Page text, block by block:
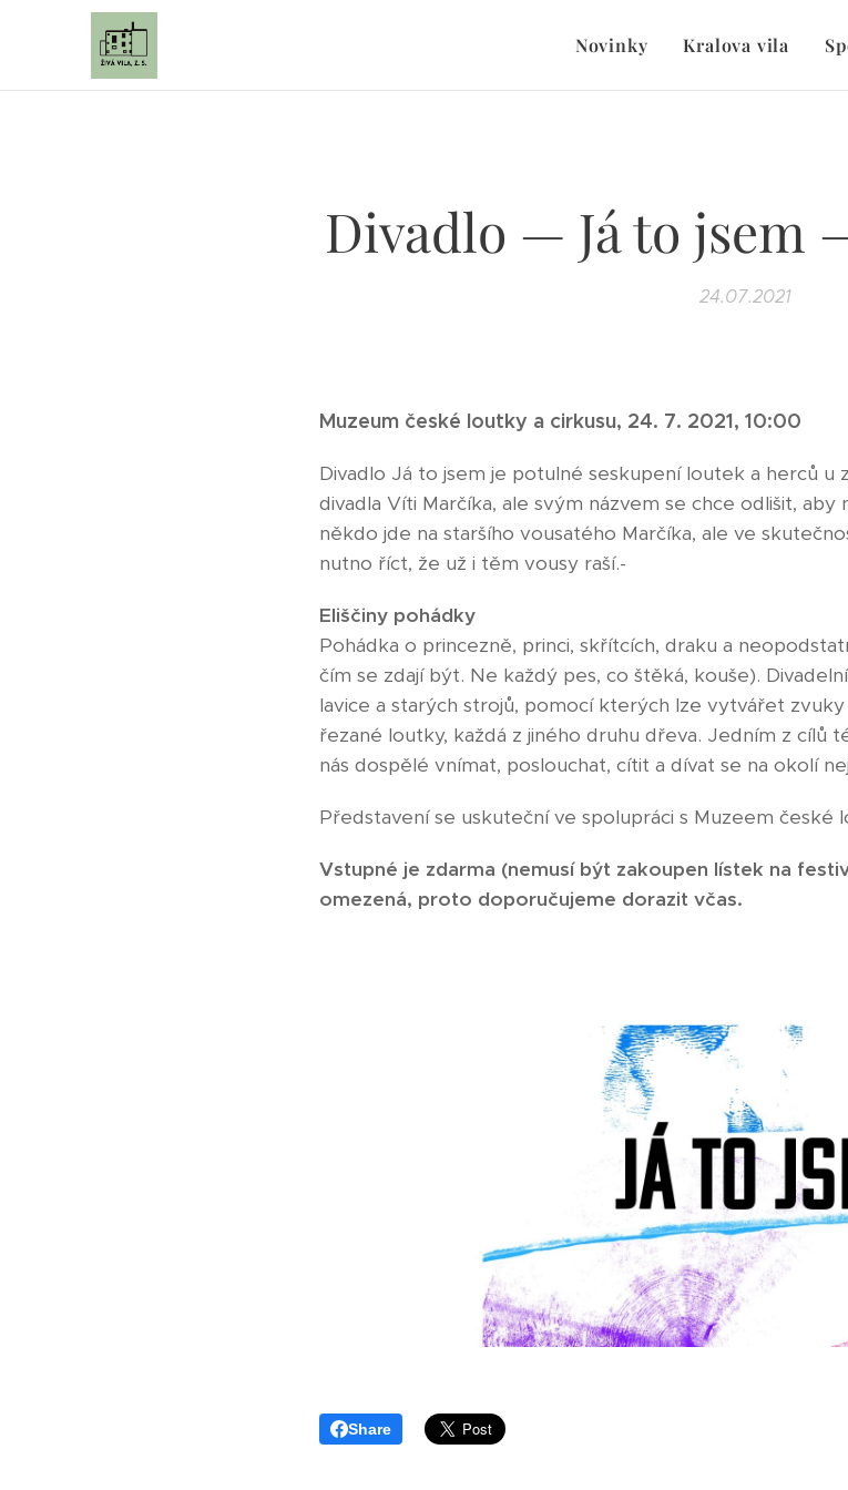
Novinky Kralova vila
Divadlo — Já to jsem
24.07.2021
Muzeum české loutky a cirkusu, 24. 7. 2021, 10:00
Divadlo Já to jsem je potulné seskupení loutek a herců u
divadla Víti Marčíka, ale svým názvem se chce odlišit,
někdo jde na staršího vousatého Marčíka, ale ve
nutno říct, že už i těm vousy raší.-
Eliščiny pohádky
Pohádka o princezně, princi, skřítcích, draku a
čím se zdají být. Ne každý pes, co štěká, kouše).
lavice a starých strojů, pomocí kterých lze vytvářet
řezané loutky, každá z jiného druhu dřeva. Jedním z cílů
nás dospělé vnímat, poslouchat, cítit a dívat se na okolí
Představení se uskuteční ve spolupráci s Muzeem české
Vstupné je zdarma (nemusí být zakoupen lístek na
omezená, proto doporučujeme dorazit včas.
Share